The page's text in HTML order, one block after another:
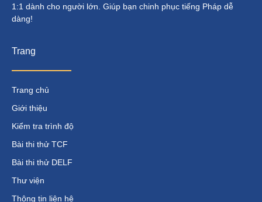
1:1 dành cho người lớn. Giúp bạn chinh phục tiếng Pháp dễ
dàng!
Trang
Trang chủ
Giới thiệu
Kiểm tra trình độ
Bài thi thử TCF
Bài thi thử DELF
Thư viện
Thông tin liên hệ